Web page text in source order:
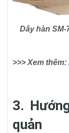
Dây hàn
>>> Xem thêm:
3.
quản